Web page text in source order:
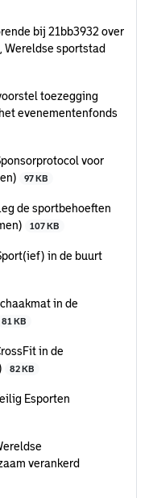
bij 21bb3932 over
Wereldse sportstad
toezegging
evenementenfonds
voor
97 KB
de sportbehoeften
107 KB
in de buurt
in de
81 KB
in de
82 KB
Esporten
verankerd